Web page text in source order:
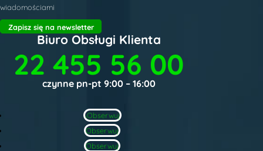
wiadomościami
Zapisz się na newsletter
Biuro Obsługi Klienta
22 455 56 00
czynne pn-pt 9:00 – 16:00
Obserwuj
Obserwuj
Obserwuj